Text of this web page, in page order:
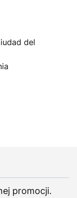
del
promocji.